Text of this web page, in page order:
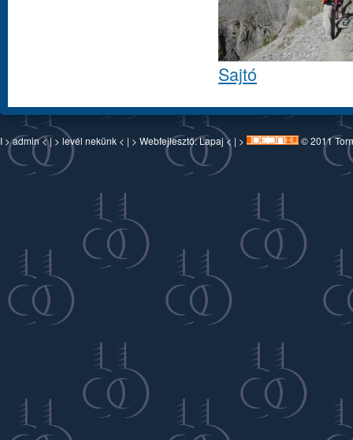
Sajtó
I >admin< | > levél nekünk < | > Webfejlesztő:Lapaj< | > © 2011